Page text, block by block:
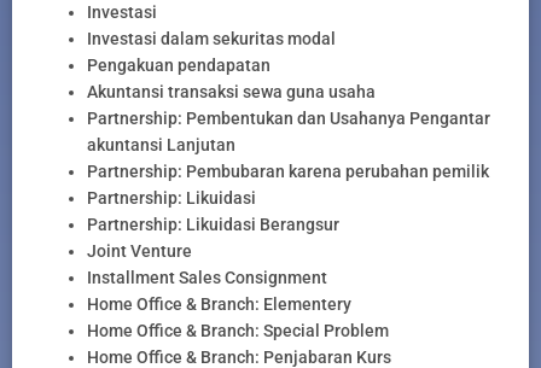
Investasi
Investasi dalam sekuritas modal
Pengakuan pendapatan
Akuntansi transaksi sewa guna usaha
Partnership: Pembentukan dan Usahanya Pengantar
akuntansi Lanjutan
Partnership: Pembubaran karena perubahan pemilik
Partnership: Likuidasi
Partnership: Likuidasi Berangsur
Joint Venture
Installment Sales Consignment
Home Office & Branch: Elementery
Home Office & Branch: Special Problem
Home Office & Branch: Penjabaran Kurs